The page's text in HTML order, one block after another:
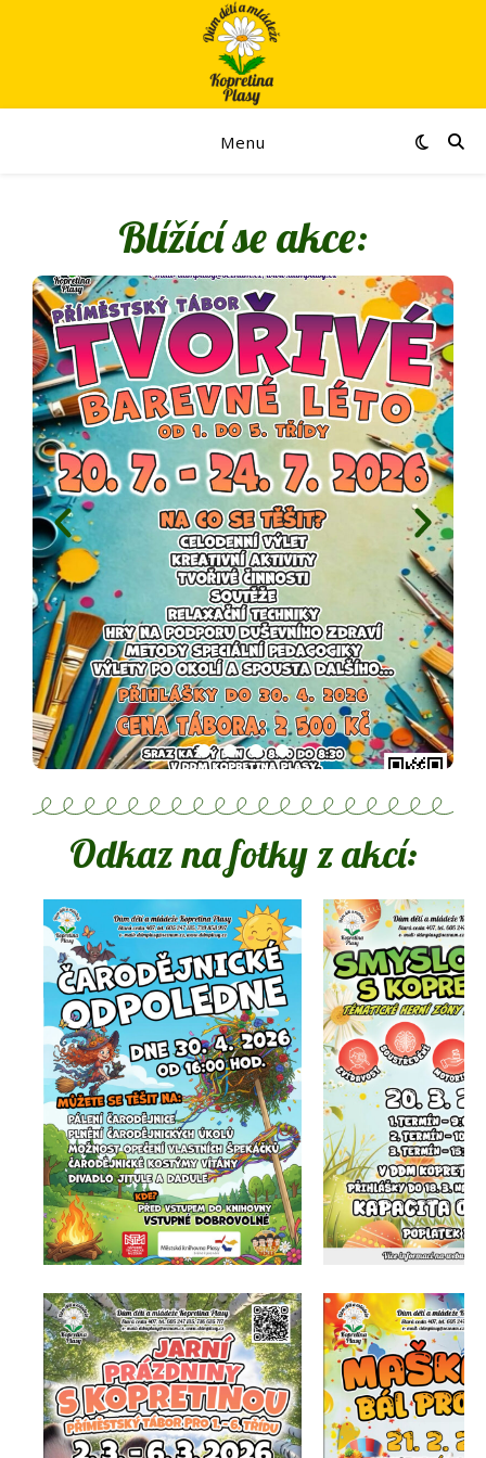
Menu
Blížící se akce:
Odkaz na fotky z akcí: